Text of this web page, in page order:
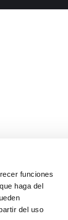
funciones
haga del
del uso